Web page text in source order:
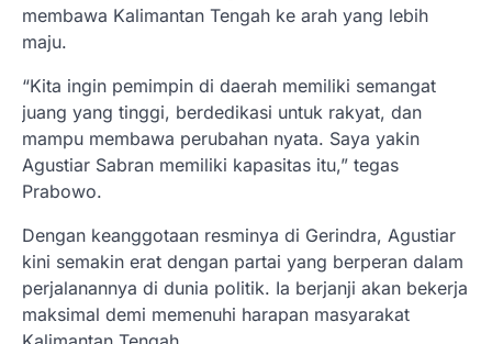
membawa Kalimantan Tengah ke arah yang lebih
maju.
“Kita ingin pemimpin di daerah memiliki semangat
juang yang tinggi, berdedikasi untuk rakyat, dan
mampu membawa perubahan nyata. Saya yakin
Agustiar Sabran memiliki kapasitas itu,” tegas
Prabowo.
Dengan keanggotaan resminya di Gerindra, Agustiar
kini semakin erat dengan partai yang berperan dalam
perjalanannya di dunia politik. Ia berjanji akan bekerja
maksimal demi memenuhi harapan masyarakat